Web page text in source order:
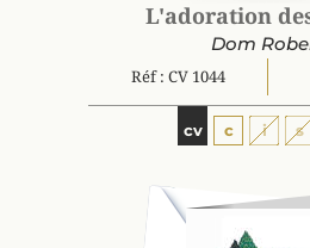
L'adoration
Dom
Réf : CV 1044
cv c i s